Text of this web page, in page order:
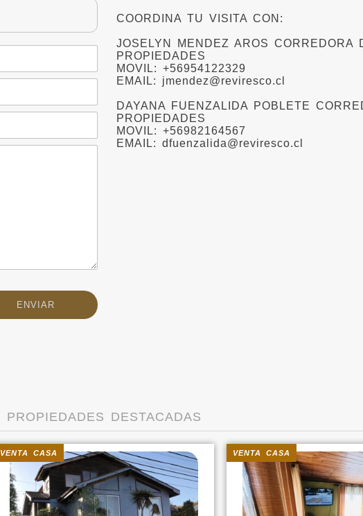
COORDINA TU VISITA CON:
JOSELYN MENDEZ AROS CORREDORA
PROPIEDADES
MOVIL: +56954122329
EMAIL: jmendez@reviresco.cl
DAYANA FUENZALIDA POBLETE
PROPIEDADES
MOVIL: +56982164567
EMAIL: dfuenzalida@reviresco.cl
PROPIEDADES DESTACADAS
VENTA CASA VENTA CASA